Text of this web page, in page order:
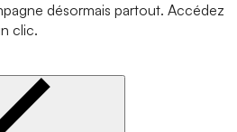
désormais partout. Accédez
clic.